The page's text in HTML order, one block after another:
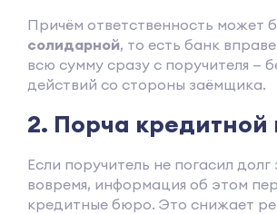
Причём ответственность может
солидарной, то есть банк
всю сумму сразу с поручителя —
действий со стороны заёмщика.
2. Порча кредитной
Если поручитель не погасил
вовремя, информация об этом
кредитные бюро. Это снижает